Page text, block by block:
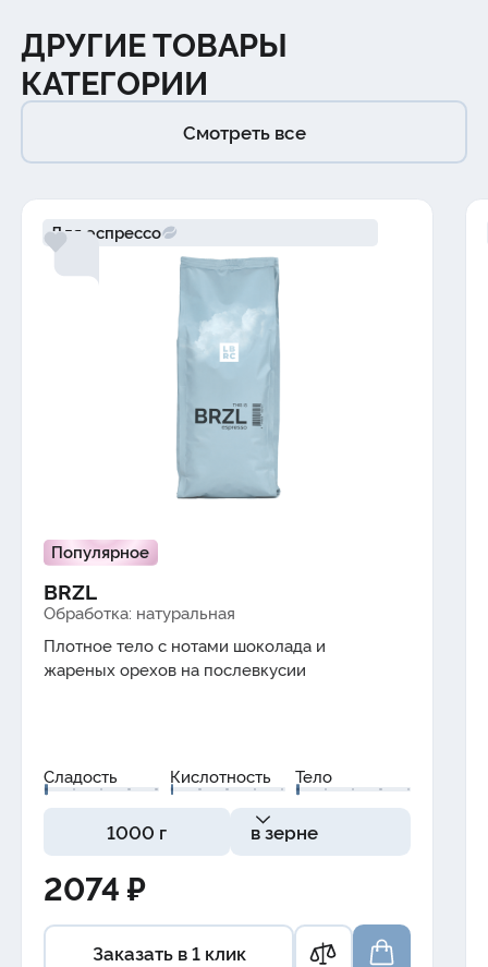
ДРУГИЕ ТОВАРЫ
КАТЕГОРИИ
Смотреть все
Для эспрессо
Популярное
BRZL
Обработка: натуральная
Плотное тело с нотами шоколада и
жареных орехов на послевкусии
Сладость Кислотность Тело
1000 г в зерне
2074 ₽
Заказать в 1 клик